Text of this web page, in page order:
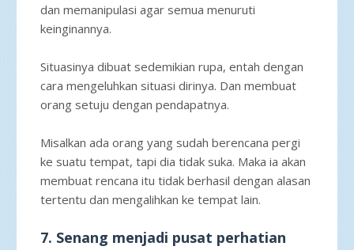
dan memanipulasi agar semua menuruti
keinginannya.
Situasinya dibuat sedemikian rupa, entah dengan
cara mengeluhkan situasi dirinya. Dan membuat
orang setuju dengan pendapatnya.
Misalkan ada orang yang sudah berencana pergi
ke suatu tempat, tapi dia tidak suka. Maka ia akan
membuat rencana itu tidak berhasil dengan alasan
tertentu dan mengalihkan ke tempat lain.
7. Senang menjadi pusat perhatian